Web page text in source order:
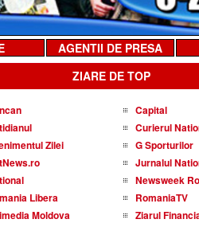
AGENTII DE PRESA
ZIARE DE TOP
Capital
Curierul
Zilei G Sporturilor
Jurnalul
Newsweek
Libera RomaniaTV
Moldova Ziarul